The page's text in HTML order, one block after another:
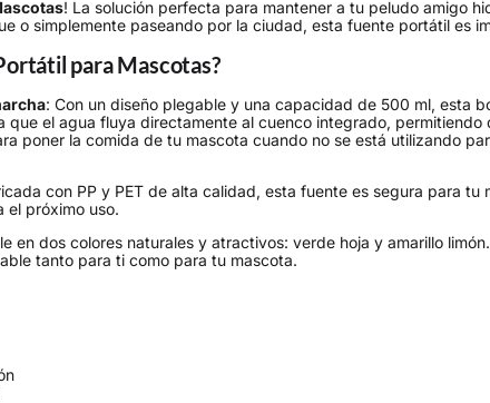
! La solución perfecta para mantener a tu peludo amigo
o simplemente paseando por la ciudad, esta fuente portátil es
para Mascotas?
: Con un diseño plegable y una capacidad de 500 ml, esta
que el agua fluya directamente al cuenco integrado,
poner la comida de tu mascota cuando no se está utilizando
con PP y PET de alta calidad, esta fuente es segura para
el próximo uso.
en dos colores naturales y atractivos: verde hoja y amarillo
tanto para ti como para tu mascota.